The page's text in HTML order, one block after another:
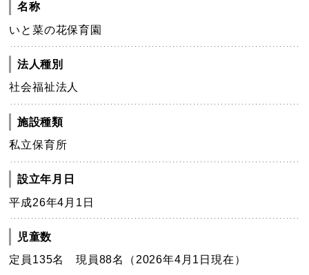
名称
いと菜の花保育園
法人種別
社会福祉法人
施設種類
私立保育所
設立年月日
平成26年4月1日
児童数
定員135名 現員88名（2026年4月1日現在）